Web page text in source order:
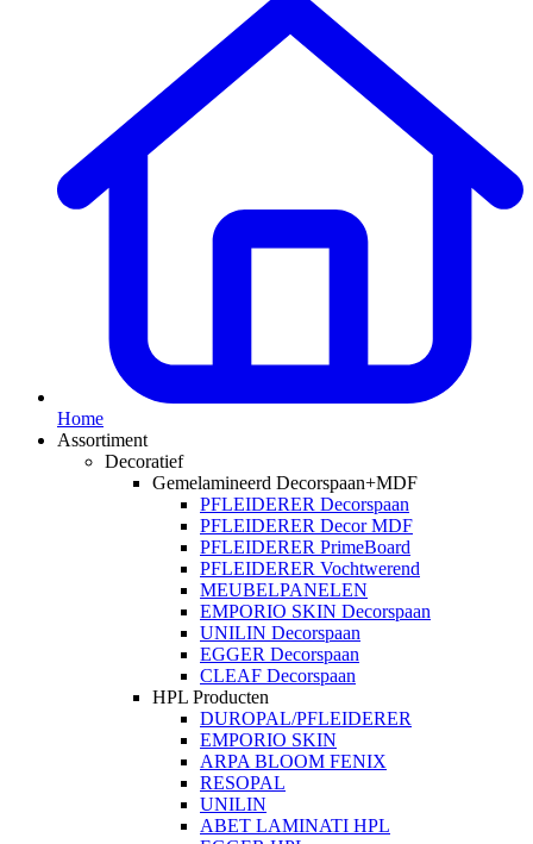
Home
Assortiment
Decoratief
Gemelamineerd Decorspaan+MDF
PFLEIDERER Decorspaan
PFLEIDERER Decor MDF
PFLEIDERER PrimeBoard
PFLEIDERER Vochtwerend
MEUBELPANELEN
EMPORIO SKIN Decorspaan
UNILIN Decorspaan
EGGER Decorspaan
CLEAF Decorspaan
HPL Producten
DUROPAL/PFLEIDERER
EMPORIO SKIN
ARPA BLOOM FENIX
RESOPAL
UNILIN
ABET LAMINATI HPL